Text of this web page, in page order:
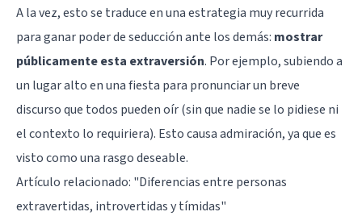
A la vez, esto se traduce en una estrategia muy recurrida
para ganar poder de seducción ante los demás: mostrar
públicamente esta extraversión. Por ejemplo, subiendo a
un lugar alto en una fiesta para pronunciar un breve
discurso que todos pueden oír (sin que nadie se lo pidiese ni
el contexto lo requiriera). Esto causa admiración, ya que es
visto como una rasgo deseable.
Artículo relacionado: "Diferencias entre personas
extravertidas, introvertidas y tímidas"